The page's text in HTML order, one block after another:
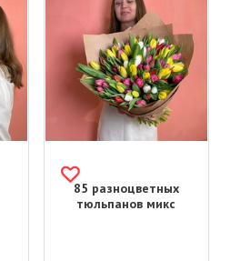
85 разноцветных
тюльпанов микс